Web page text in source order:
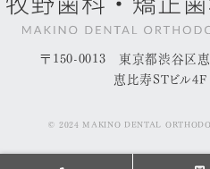
〒150-0013 東京都渋谷区
恵比寿STビル4F
© 2024 MAKINO DENTAL